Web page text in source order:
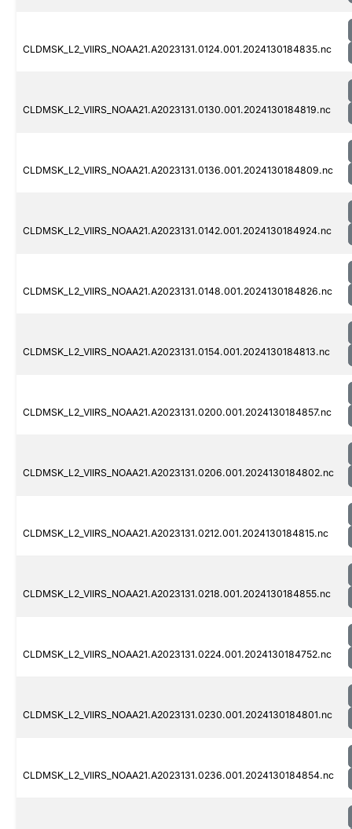
CLDMSK_L2_VIIRS_NOAA21.A2023131.0124.001.2024130184835.nc
CLDMSK_L2_VIIRS_NOAA21.A2023131.0130.001.2024130184819.nc
CLDMSK_L2_VIIRS_NOAA21.A2023131.0136.001.2024130184809.nc
CLDMSK_L2_VIIRS_NOAA21.A2023131.0142.001.2024130184924.nc
CLDMSK_L2_VIIRS_NOAA21.A2023131.0148.001.2024130184826.nc
CLDMSK_L2_VIIRS_NOAA21.A2023131.0154.001.2024130184813.nc
CLDMSK_L2_VIIRS_NOAA21.A2023131.0200.001.2024130184857.nc
CLDMSK_L2_VIIRS_NOAA21.A2023131.0206.001.2024130184802.nc
CLDMSK_L2_VIIRS_NOAA21.A2023131.0212.001.2024130184815.nc
CLDMSK_L2_VIIRS_NOAA21.A2023131.0218.001.2024130184855.nc
CLDMSK_L2_VIIRS_NOAA21.A2023131.0224.001.2024130184752.nc
CLDMSK_L2_VIIRS_NOAA21.A2023131.0230.001.2024130184801.nc
CLDMSK_L2_VIIRS_NOAA21.A2023131.0236.001.2024130184854.nc